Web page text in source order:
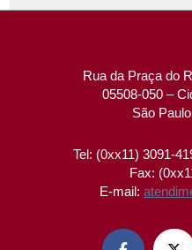
Rua da Praça do
05508-050 –
São
Tel: (0xx11) 3091-
Fax:
E-mail: